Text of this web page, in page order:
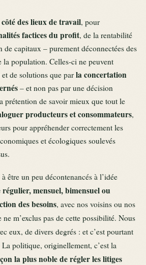
des lieux de travail, pour
factices du profit, de la rentabilité
de capitaux – purement déconnectées des
la population. Celles-ci ne peuvent
et de solutions que parla concertation
– et non pas par une décision
prétention de savoir mieux que tout le
producteurs et consommateurs,
pour appréhender correctement les
et écologiques soulevés
être un peu décontenancés à l’idée
mensuel, bimensuel ou
des besoins, avec nos voisins ou nos
m’exclus pas de cette possibilité. Nous
eux, de divers degrés : et c’est pourtant
politique, originellement, c’est la
la plus noble de régler les litiges